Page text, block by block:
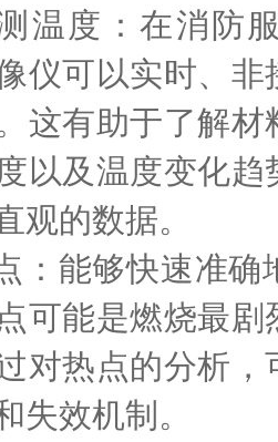
温度：在消防
仪可以实时、
这有助于了解
以及温度变化
观的数据。
：能够快速准确
可能是燃烧最
对热点的分析
失效机制。